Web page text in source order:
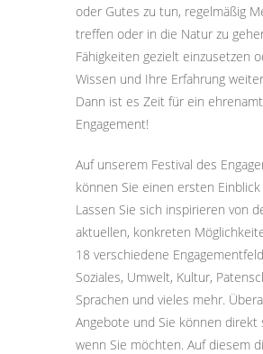
oder Gutes zu tun, regelmäßig
treffen oder in die Natur zu
Fähigkeiten gezielt einzusetzen
Wissen und Ihre Erfahrung
Dann ist es Zeit für ein
Engagement!
Auf unserem Festival des
können Sie einen ersten Einblick
Lassen Sie sich inspirieren von
aktuellen, konkreten
18 verschiedene
Soziales, Umwelt, Kultur,
Sprachen und vieles mehr.
Angebote und Sie können direkt
wenn Sie möchten. Auf diesem